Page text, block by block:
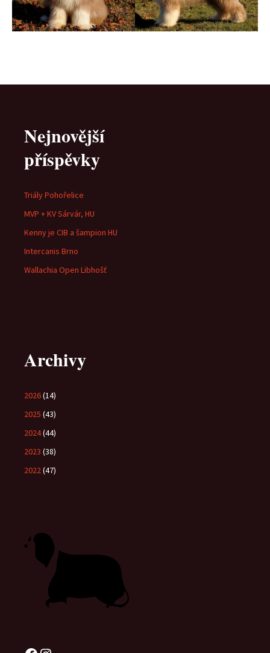
Nejnovější
příspěvky
Triály Pohořelice
MVP + KV Sárvár, HU
Kenny je CIB a šampion HU
Intercanis Brno
Wallachia Open Libhošť
Archivy
2026(14)
2025 (43)
2024(44)
2023 (38)
2022(47)